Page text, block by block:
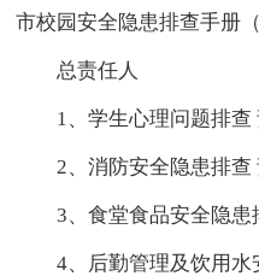
市校园安全隐患排查手册
总责任人
1、学生心理问题排查
2、消防安全隐患排查
3、食堂食品安全隐患
4、后勤管理及饮用水